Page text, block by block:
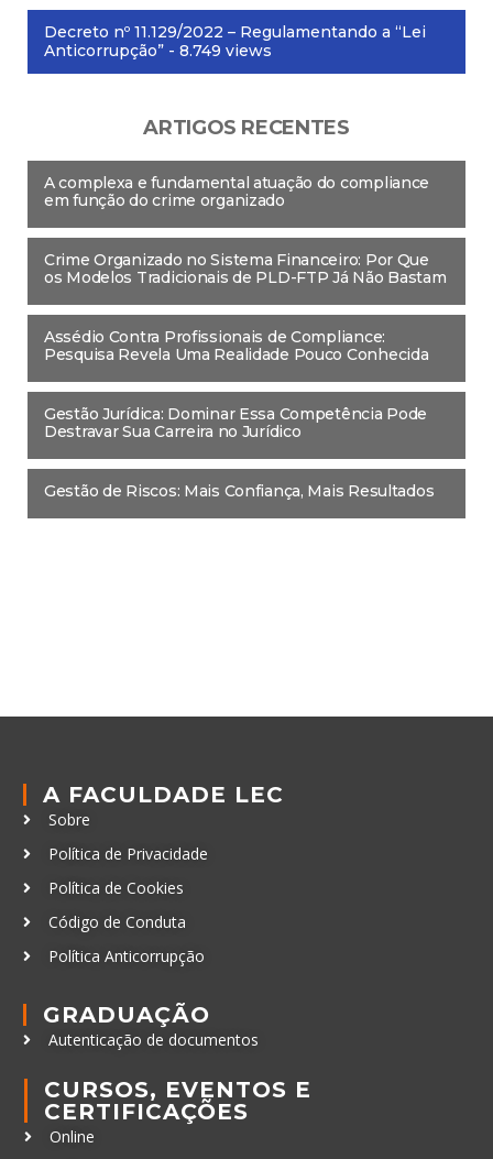
Decreto nº 11.129/2022 – Regulamentando a “Lei
Anticorrupção” - 8.749 views
ARTIGOS RECENTES
A complexa e fundamental atuação do compliance
em função do crime organizado
Crime Organizado no Sistema Financeiro: Por Que
os Modelos Tradicionais de PLD-FTP Já Não Bastam
Assédio Contra Profissionais de Compliance:
Pesquisa Revela Uma Realidade Pouco Conhecida
Gestão Jurídica: Dominar Essa Competência Pode
Destravar Sua Carreira no Jurídico
Gestão de Riscos: Mais Confiança, Mais Resultados
A FACULDADE LEC
Sobre
Política de Privacidade
Política de Cookies
Código de Conduta
Política Anticorrupção
GRADUAÇÃO
Autenticação de documentos
CURSOS, EVENTOS E
CERTIFICAÇÕES
Online